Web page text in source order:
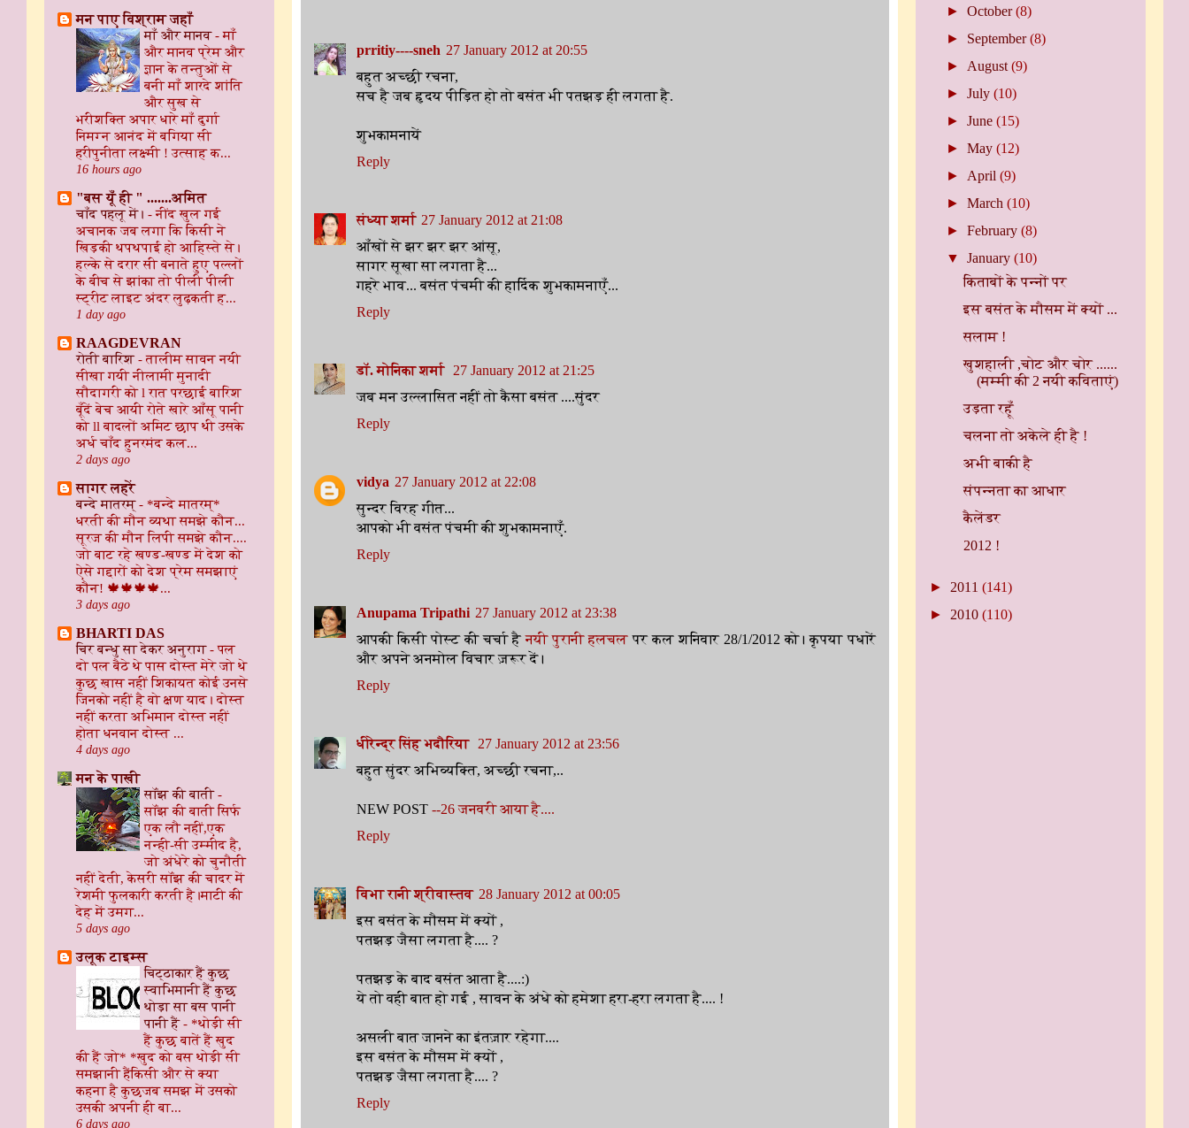
prritiy----sneh 27 January 2012 at 20:55
बहुत अच्छी रचना,
सच है जब हृदय पीड़ित हो तो बसंत भी पतझड़ ही लगता है.
शुभकामनायें
Reply
संध्या शर्मा 27 January 2012 at 21:08
आँखों से झर झर झर आंसू,
सागर सूखा सा लगता है...
गहरे भाव... बसंत पंचमी की हार्दिक शुभकामनाएँ...
Reply
डॉ. मोनिका शर्मा 27 January 2012 at 21:25
जब मन उल्लासित नहीं तो कैसा बसंत ....सुंदर
Reply
vidya 27 January 2012 at 22:08
सुन्दर विरह गीत...
आपको भी वसंत पंचमी की शुभकामनाएँ.
Reply
Anupama Tripathi 27 January 2012 at 23:38
आपकी किसी पोस्ट की चर्चा हैनयी पुरानी हलचलपर कल शनिवार 28/1/2012 को। कृपया पधारें
और अपने अनमोल विचार ज़रूर दें।
Reply
धीरेन्द्र सिंह भदौरिया 27 January 2012 at 23:56
बहुत सुंदर अभिव्यक्ति, अच्छी रचना,..
NEW POST --26 जनवरी आया है....
Reply
विभा रानी श्रीवास्तव 28 January 2012 at 00:05
इस बसंत के मौसम में क्यों ,
पतझड़ जैसा लगता है.... ?
पतझड़ के बाद बसंत आता है....:)
ये तो वही बात हो गई , सावन के अंधे को हमेशा हरा-हरा लगता है.... !
असली बात जानने का इंतज़ार रहेगा....
इस बसंत के मौसम में क्यों ,
पतझड़ जैसा लगता है.... ?
Reply
मन पाए विश्राम जहाँ
माँ और मानव-माँ
और मानव प्रेम और
ज्ञान के तन्तुओं से
बनी माँ शारदे शांति
और सुख से
भरीशक्ति अपार धारे माँ दुर्गा
निमग्न आनंद में बगिया सी
हरीपुनीता लक्ष्मी ! उत्साह क...
16 hours ago
"बस यूँ ही " .......अमित
चाँद पहलू में। -नींद खुल गई
अचानक जब लगा कि किसी ने
खिड़की थपथपाई हो आहिस्ते से।
हल्के से दरार सी बनाते हुए पल्लों
के बीच से झांका तो पीली पीली
स्ट्रीट लाइट अंदर लुढ़कती ह...
1 day ago
RAAGDEVRAN
रोती बारिश-तालीम सावन नयी
सीखा गयी नीलामी मुनादी
सौदागरी को l रात परछाई बारिश
बूँदें बेच आयी रोते खारे आँसू पानी
को ll बादलों अमिट छाप थी उसके
अर्ध चाँद हुनरमंद कल...
2 days ago
सागर लहरें
बन्दे मातरम्- *बन्दे मातरम्*
धरती की मौन व्यथा समझे कौन...
सूरज की मौन लिपी समझे कौन....
जो बाट रहे खण्ड-खण्ड में देश को
ऐसे गद्दारों को देश प्रेम समझाएं
कौन! 🍁🍁🍁🍁...
3 days ago
BHARTI DAS
चिर बन्धु सा देकर अनुराग-पल
दो पल बैठे थे पास दोस्त मेरे जो थे
कुछ खास नहीं शिकायत कोई उनसे
जिनको नहीं है वो क्षण याद। दोस्त
नहीं करता अभिमान दोस्त नहीं
होता धनवान दोस्त ...
4 days ago
मन के पाखी
सॉंझ की बाती-
सॉंझ की बाती ​ सिर्फ
एक लौ नहीं, ​एक
नन्ही-सी उम्मीद है,
जो अंधेरे को चुनौती
नहीं देती, केसरी सॉंझ की चादर में
रेशमी फुलकारी करती है। ​माटी की
देह में उमग...
5 days ago
उलूक टाइम्स
चिट्ठाकार हैं कुछ
स्वाभिमानी हैं कुछ
थोड़ा सा बस पानी
पानी हैं- *थोड़ी सी
हैं कुछ बातें हैं खुद
की हैं जो* *खुद को बस थोड़ी सी
समझानी हैंकिसी और से क्या
कहना है कुछजब समझ में उसको
उसकी अपनी ही बा...
6 days ago
► October(8)
► September(8)
► August (9)
► July (10)
► June (15)
► May (12)
► April (9)
► March (10)
► February (8)
▼ January (10)
किताबों के पन्नों पर
इस बसंत के मौसम में क्यों ...
सलाम !
खुशहाली ,चोट और चोर ......
(मम्मी की 2 नयी कविताएं)
उड़ता रहूँ
चलना तो अकेले ही है !
अभी बाकी है
संपन्नता का आधार
कैलेंडर
2012 !
► 2011 (141)
► 2010 (110)